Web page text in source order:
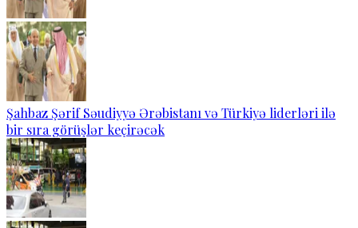
Şahbaz Şərif Səudiyyə Ərəbistanı və Türkiyə liderləri ilə
bir sıra görüşlər keçirəcək